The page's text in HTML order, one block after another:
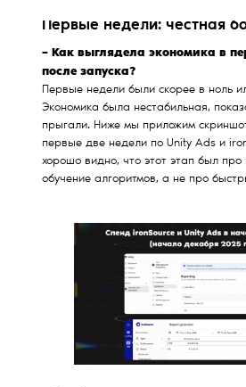
Первые недели: честная
– Как выглядела экономика в
после запуска?
Первые недели были скорее в ноль
Экономика была нестабильная,
прыгали. Ниже мы приложим
первые две недели по Unity Ads и
хорошо видно, что этот этап был про
обучение алгоритмов, а не про